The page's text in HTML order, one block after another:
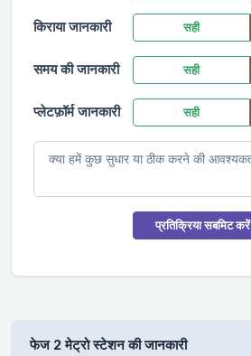
किराया जानकारी सही
समय की जानकारी सही
प्लेटफ़ॉर्म जानकारी सही
प्रतिक्रिया सबमिट करें
फेज 2 मेट्रो स्टेशन की जानकारी